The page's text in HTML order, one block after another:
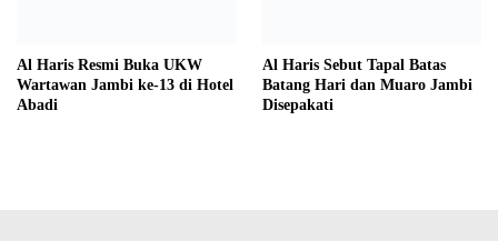
Al Haris Resmi Buka UKW
Wartawan Jambi ke-13 di Hotel
Abadi
Al Haris Sebut Tapal Batas
Batang Hari dan Muaro Jambi
Disepakati